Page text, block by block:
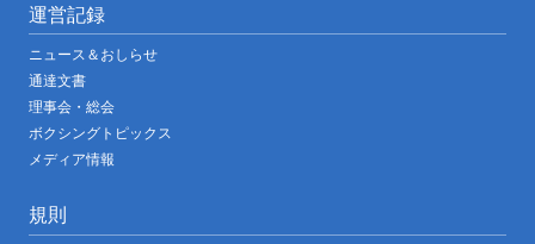
運営記録
ニュース＆おしらせ
通達文書
理事会・総会
ボクシングトピックス
メディア情報
規則